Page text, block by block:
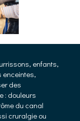
enfants,
enceintes,
des
: douleurs
du canal
cruralgie ou